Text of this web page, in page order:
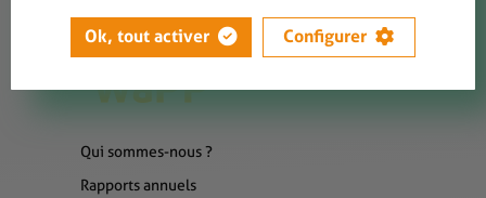
Qui sommes-nous ?
Rapports annuels
Ok, tout activer Configurer